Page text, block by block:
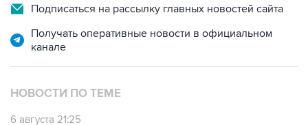
Подписаться на рассылку главных новостей сайта
Получать оперативные новости в официальном
канале
НОВОСТИ ПО ТЕМЕ
6 августа 21:25